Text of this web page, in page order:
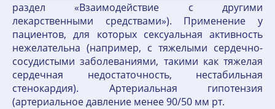
раздел «Взаимодействие с другими
лекарственными средствами»). Применение у
пациентов, для которых сексуальная активность
нежелательна (например, с тяжелыми сердечно-
сосудистыми заболеваниями, такими как тяжелая
сердечная недостаточность, нестабильная
стенокардия). Артериальная гипотензия
(артериальное давление менее 90/50 мм рт.